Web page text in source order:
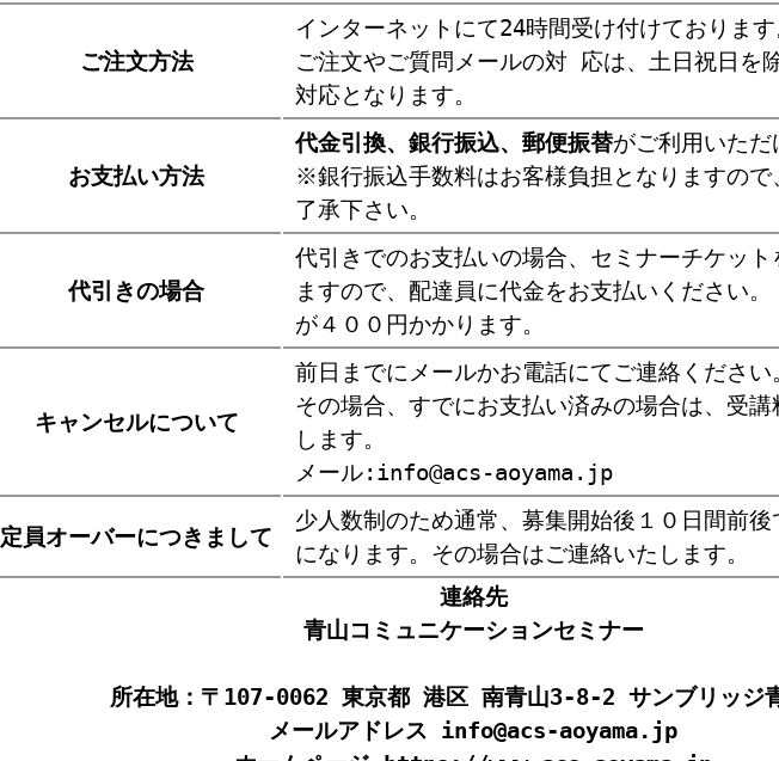
ご注文方法
インターネットにて24時間受け付けております
ご注文やご質問メールの対 応は、土日祝日を
対応となります。
お支払い方法
代金引換、銀行振込、郵便振替がご利用いただ
※銀行振込手数料はお客様負担となりますので
了承下さい。
代引きの場合
代引きでのお支払いの場合、セミナーチケット
ますので、配達員に代金をお支払いください
が４００円かかります。
キャンセルについて
前日までにメールかお電話にてご連絡ください
その場合、すでにお支払い済みの場合は、受講
します。
メール:info@acs-aoyama.jp
定員オーバーにつきまして
少人数制のため通常、募集開始後１０日間前
になります。その場合はご連絡いたします。
連絡先
青山コミュニケーションセミナー
所在地：〒107-0062 東京都 港区 南青山3-8-2 サンブリッジ
メールアドレス info@acs-aoyama.jp